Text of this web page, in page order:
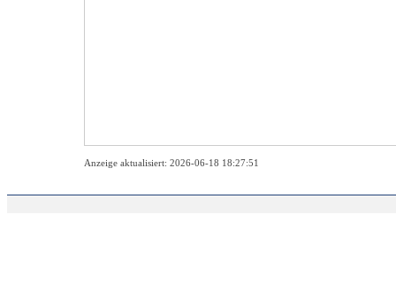
Anzeige aktualisiert: 2026-06-18 18:27:51